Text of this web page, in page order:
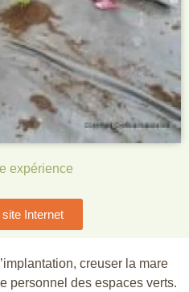
creuser la mare
personnel des espaces verts.
expérience
Internet